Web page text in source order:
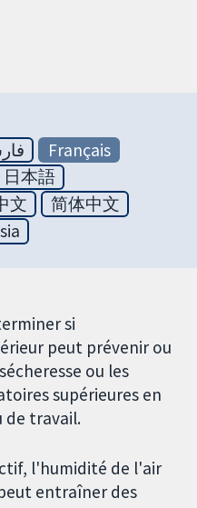
Français
日本語
文
简体中文
si
peut prévenir ou
ou les
supérieures en
de travail.
l'humidité de l'air
entraîner des